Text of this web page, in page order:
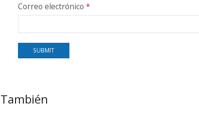
Correo electrónico *